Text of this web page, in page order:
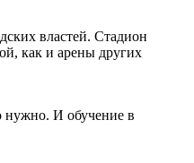
властей. Стадион
как и арены других
нужно. И обучение в